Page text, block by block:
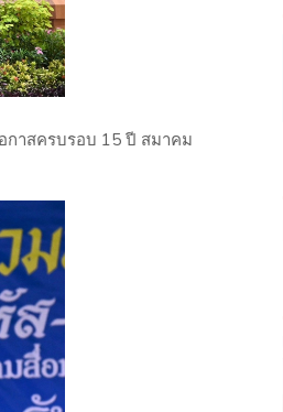
กาสครบรอบ 15 ปี สมาคม